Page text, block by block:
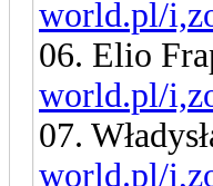
world.pl/
06. Elio
world.pl/
07.
world.pl/